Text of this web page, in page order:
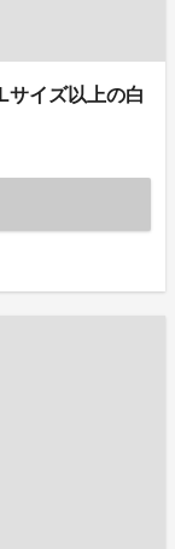
サイズ以上の白